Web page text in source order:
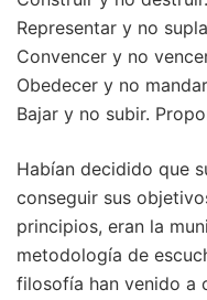
Representar y no
Convencer y no
Obedecer y no
Bajar y no subir.
Habían decidido que
conseguir sus
principios, eran la
metodología de
filosofía han venido a